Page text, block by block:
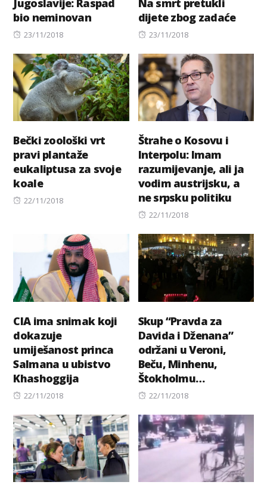
bio neminovan
Posted
23/11/2018
dijete zbog zadaće
Posted
23/11/2018
Bečki zoološki vrt
pravi plantaže
eukaliptusa za svoje
koale
Posted
22/11/2018
Štrahe o Kosovu i
Interpolu: Imam
razumijevanje, ali ja
vodim austrijsku, a
ne srpsku politiku
Posted
22/11/2018
CIA ima snimak koji
dokazuje
umiješanost princa
Salmana u ubistvo
Khashoggija
Posted
22/11/2018
Skup “Pravda za
Davida i Dženana”
održani u Veroni,
Beču, Minhenu,
Štokholmu…
Posted
22/11/2018